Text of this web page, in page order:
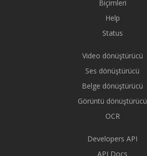
Biçimleri
Help
Status
Video dönüştürücü
Ses dönüştürücü
Belge dönüştürücü
Görüntü dönüştürücü
OCR
Developers API
API Docs